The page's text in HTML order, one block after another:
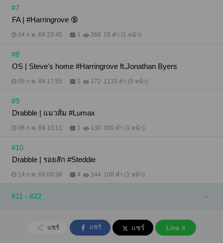
#7
FA | #Harringrove 🔞
04 ก.พ. 69 23:45 1 268 15 คำ (1 หน้า)
#8
OS | Steve's home #Harringrove ft.Jonathan Byers
05 ก.พ. 69 17:55 2 172 1133 คำ (5 หน้า)
#9
Drabble | แมวส้ม #Lumax
06 ก.พ. 69 10:11 1 130 100 คำ (1 หน้า)
#10
Drabble | รอยสัก #Steddie
14 ก.พ. 69 09:38 4 144 100 คำ (1 หน้า)
#11 - #22
แชร์ แชร์ แชร์ Line it